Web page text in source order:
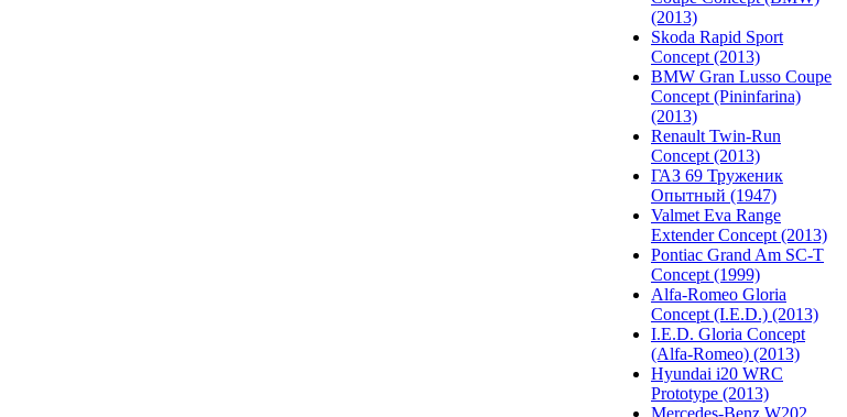
(2013)
Skoda Rapid Sport
Concept (2013)
BMW Gran Lusso Coupe
Concept (Pininfarina)
(2013)
Renault Twin-Run
Concept (2013)
ГАЗ 69 Труженик
Опытный (1947)
Valmet Eva Range
Extender Concept (2013)
Pontiac Grand Am SC-T
Concept (1999)
Alfa-Romeo Gloria
Concept (I.E.D.) (2013)
I.E.D. Gloria Concept
(Alfa-Romeo) (2013)
Hyundai i20 WRC
Prototype (2013)